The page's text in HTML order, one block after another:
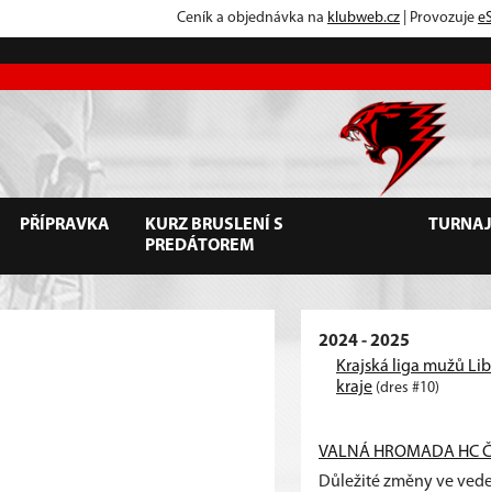
Ceník a objednávka na klubweb.cz | Provozuje
PŘÍPRAVKA
KURZ BRUSLENÍ S
PREDÁTOREM
2024 - 2025
Krajská liga mužů
kraje (dres #10)
VALNÁ HROMADA HC
Důležité změny ve